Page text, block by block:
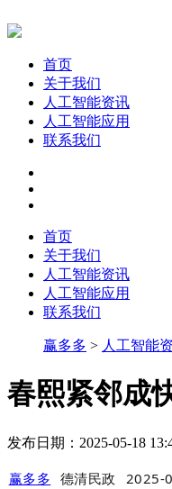
首页
关于我们
人工智能资讯
人工智能应用
联系我们
首页
关于我们
人工智能资讯
人工智能应用
联系我们
赢多多 > 人工智能
春熙紧邻成
发布日期：2025-05-18
赢多多 德清民政 2025-